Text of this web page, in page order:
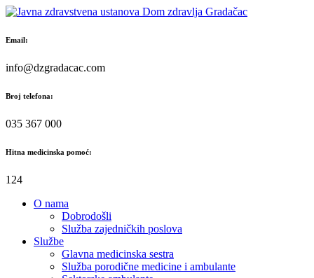
Skip
content
Email:
info@dzgradacac.com
Broj telefona:
035 367 000
Hitna medicinska pomoć:
124
O nama
Dobrodošli
Služba zajedničkih poslova
Službe
Glavna medicinska sestra
Služba porodične medicine i ambulante